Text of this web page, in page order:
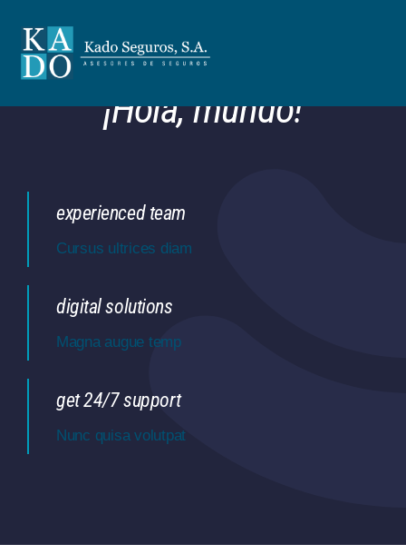
content
¡Hola, mundo!
experienced team
Cursus ultrices diam
digital solutions
Magna augue temp
get 24/7 support
Nunc quisa volutpat